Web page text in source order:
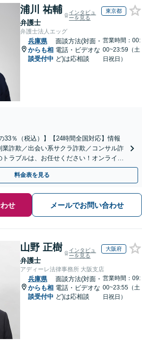
浦川 祐輔
弁護士
インタビュ
ーを見る
東京都
弁護士法人エッグ
兵庫県
からも相
談受付中
面談方法(対面・
電話・ビデオな
ど)は応相談
営業時間：00:
00~23:59（土
日祝日）
33％（税込）】【24時間全国対応】情報
詐欺／出会い系サクラ詐欺／コンサル詐
ラブルは、お任せください！オンライン
料金表を見る
せ メールでお問い合わせ
山野 正樹
弁護士
インタビュ
ーを見る
大阪府
アディーレ法律事務所 大阪支店
兵庫県
からも相
談受付中
面談方法(対面・
電話・ビデオな
ど)は応相談
営業時間：09:
00~23:55（土
日祝日）